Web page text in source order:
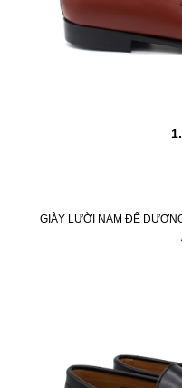
GIÀY LƯỜI NAM ĐẾ